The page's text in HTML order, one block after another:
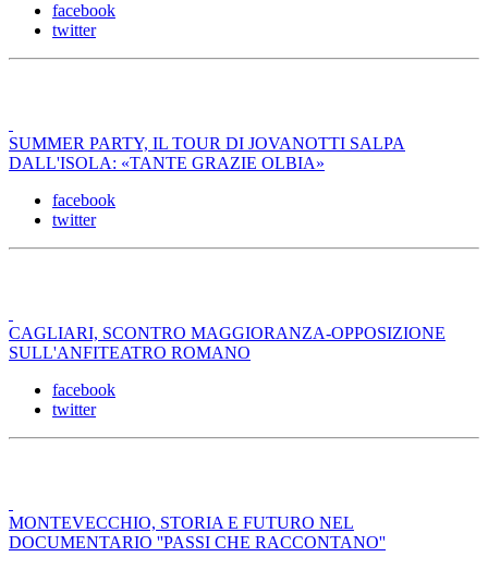
facebook
twitter
SUMMER PARTY, IL TOUR DI JOVANOTTI SALPA
DALL'ISOLA: «TANTE GRAZIE OLBIA»
facebook
twitter
CAGLIARI, SCONTRO MAGGIORANZA-OPPOSIZIONE
SULL'ANFITEATRO ROMANO
facebook
twitter
MONTEVECCHIO, STORIA E FUTURO NEL
DOCUMENTARIO ''PASSI CHE RACCONTANO''